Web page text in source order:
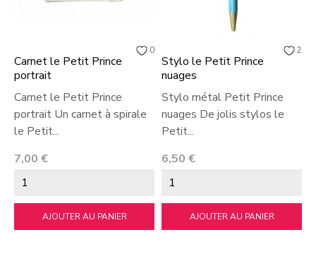
0
Carnet le Petit Prince
portrait
Carnet le Petit Prince
portrait Un carnet à spirale
le Petit...
Prix
7,00 €
AJOUTER AU PANIER
2
Stylo le Petit Prince
nuages
Stylo métal Petit Prince
nuages De jolis stylos le
Petit...
Prix
6,50 €
AJOUTER AU PANIER